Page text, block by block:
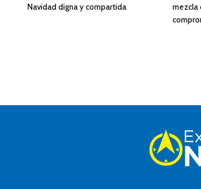
Navidad digna y compartida
mezcla